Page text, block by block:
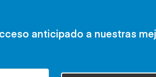
anticipado a nuestras